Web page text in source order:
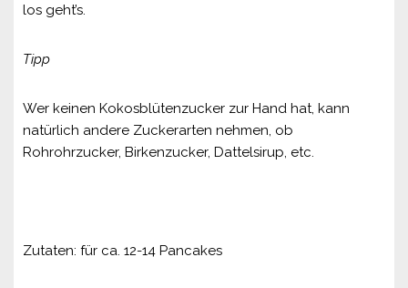
los geht’s.
Tipp
Wer keinen Kokosblütenzucker zur Hand hat, kann
natürlich andere Zuckerarten nehmen, ob
Rohrohrzucker, Birkenzucker, Dattelsirup, etc.
Zutaten: für ca. 12-14 Pancakes